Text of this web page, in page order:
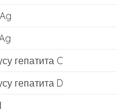
гепатита C
гепатита D